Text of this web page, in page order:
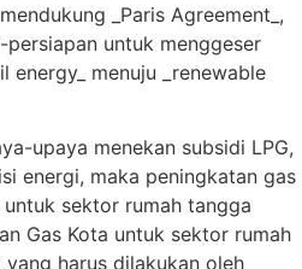
_Paris Agreement_,
untuk menggeser
energy_ menuju _renewable
upaya menekan subsidi LPG,
energi, maka peningkatan gas
sektor rumah tangga
Gas Kota untuk sektor rumah
harus dilakukan oleh